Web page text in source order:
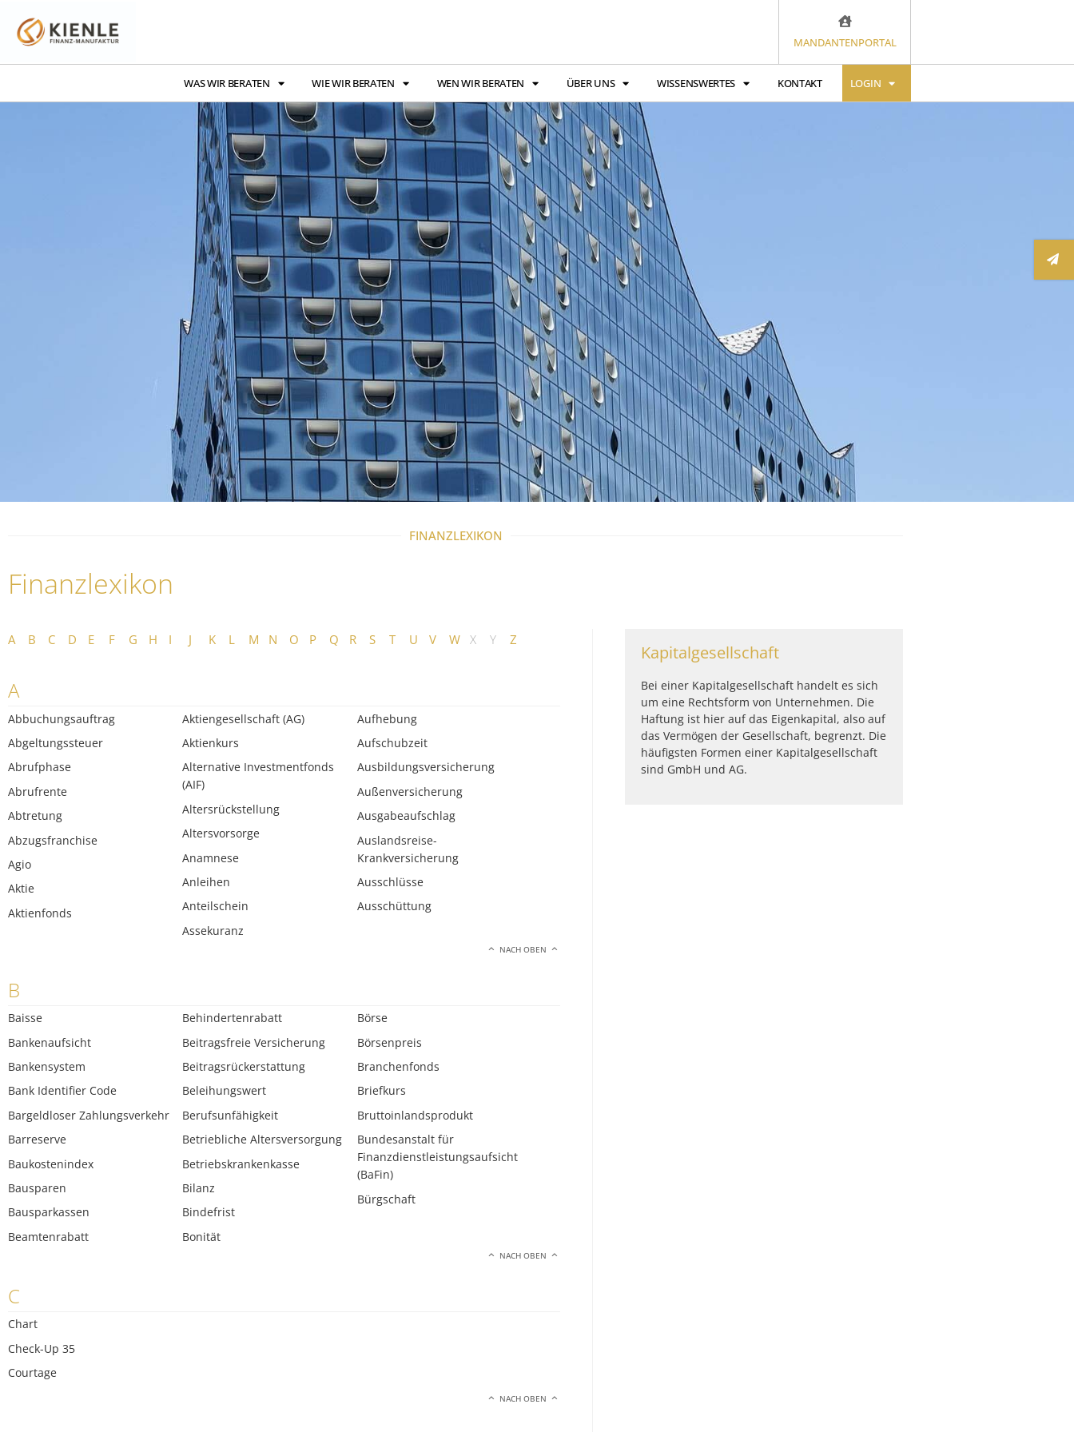
MANDANTENPORTAL
WAS WIR BERATEN WIE WIR BERATEN WEN WIR BERATEN ÜBER UNS WISSENSWERTES KONTAKT LOGIN
FINANZLEXIKON
Finanzlexikon
A B C D E F G H I J K L M N O P Q R S T U V W X Y Z
A
Abbuchungsauftrag
Abgeltungssteuer
Abrufphase
Abrufrente
Abtretung
Abzugsfranchise
Agio
Aktie
Aktienfonds
Aktiengesellschaft (AG)
Aktienkurs
Alternative Investmentfonds
(AIF)
Altersrückstellung
Altersvorsorge
Anamnese
Anleihen
Anteilschein
Assekuranz
Aufhebung
Aufschubzeit
Ausbildungsversicherung
Außenversicherung
Ausgabeaufschlag
Auslandsreise-
Krankversicherung
Ausschlüsse
Ausschüttung
NACH OBEN
B
Baisse
Bankenaufsicht
Bankensystem
Bank Identifier Code
Bargeldloser Zahlungsverkehr
Barreserve
Baukostenindex
Bausparen
Bausparkassen
Beamtenrabatt
Behindertenrabatt
Beitragsfreie Versicherung
Beitragsrückerstattung
Beleihungswert
Berufsunfähigkeit
Betriebliche Altersversorgung
Betriebskrankenkasse
Bilanz
Bindefrist
Bonität
Börse
Börsenpreis
Branchenfonds
Briefkurs
Bruttoinlandsprodukt
Bundesanstalt für
Finanzdienstleistungsaufsicht
(BaFin)
Bürgschaft
NACH OBEN
C
Chart
Check-Up 35
Courtage
NACH OBEN
Kapitalgesellschaft
Bei einer Kapitalgesellschaft handelt es sich
um eine Rechtsform von Unternehmen. Die
Haftung ist hier auf das Eigenkapital, also auf
das Vermögen der Gesellschaft, begrenzt. Die
häufigsten Formen einer Kapitalgesellschaft
sind GmbH und AG.